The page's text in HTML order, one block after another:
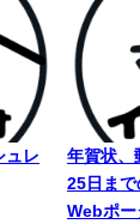
ュレ
年賀状、
25日ま
Webポー